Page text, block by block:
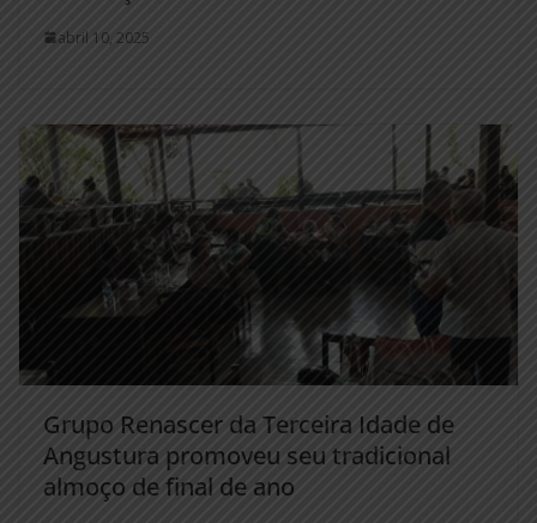
abril 10, 2025
Grupo Renascer da Terceira Idade de
Angustura promoveu seu tradicional
almoço de final de ano